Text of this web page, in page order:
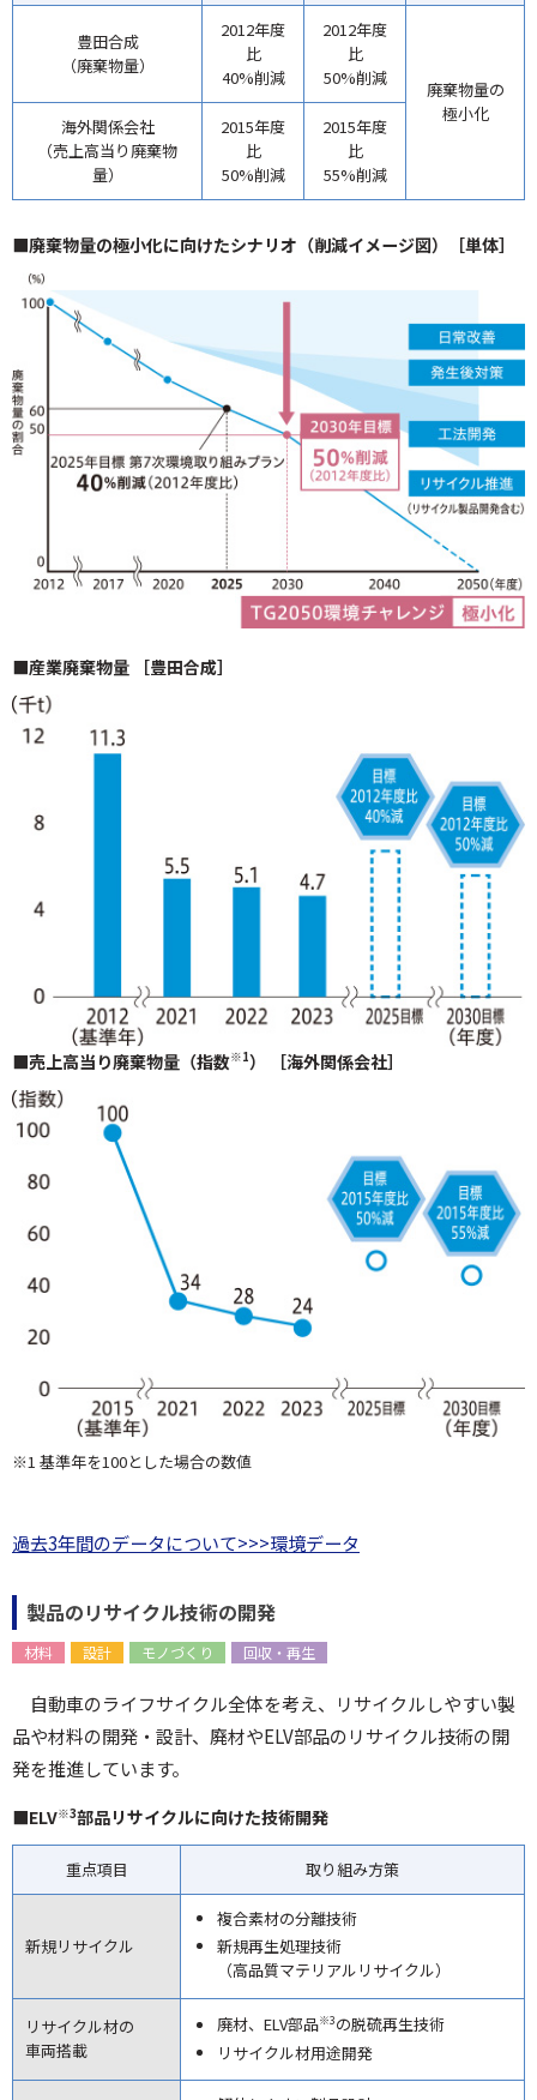
豊田合成
（廃棄物量）
2012年度
比
40%削減
2012年度
比
50%削減
廃棄物量の
極小化
海外関係会社
（売上高当り廃棄物
量）
2015年度
比
50%削減
2015年度
比
55%削減
■廃棄物量の極小化に向けたシナリオ（削減イメージ図）［単体］
■産業廃棄物量 ［豊田合成］
■売上高当り廃棄物量（指数※1） ［海外関係会社］
※1 基準年を100とした場合の数値
過去3年間のデータについて>>>環境データ
製品のリサイクル技術の開発
材料 設計 モノづくり 回収・再生
自動車のライフサイクル全体を考え、リサイクルしやすい製
品や材料の開発・設計、廃材やELV部品のリサイクル技術の開
発を推進しています。
■ELV※3部品リサイクルに向けた技術開発
重点項目 取り組み方策
新規リサイクル
複合素材の分離技術
新規再生処理技術
（高品質マテリアルリサイクル）
リサイクル材の
車両搭載
廃材、ELV部品※3の脱硫再生技術
リサイクル材用途開発